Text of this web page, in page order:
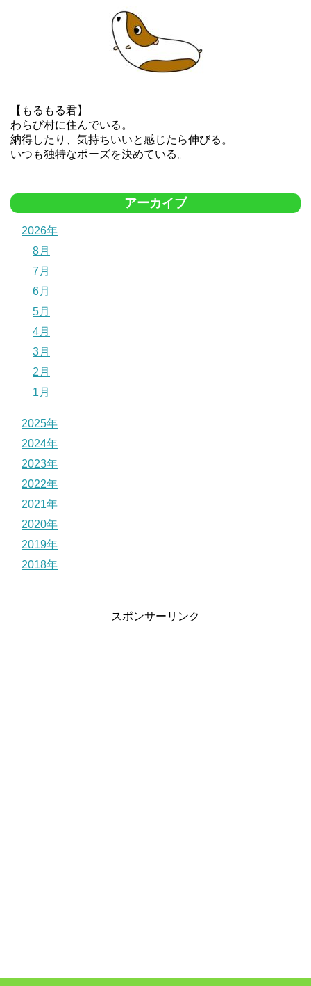
【もるもる君】
わらび村に住んでいる。
納得したり、気持ちいいと感じたら伸びる。
いつも独特なポーズを決めている。
アーカイブ
2026年
8月
7月
6月
5月
4月
3月
2月
1月
2025年
2024年
2023年
2022年
2021年
2020年
2019年
2018年
スポンサーリンク